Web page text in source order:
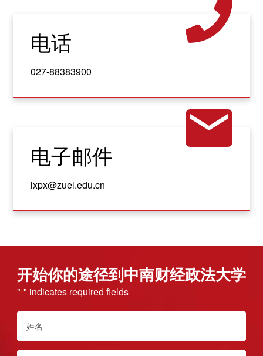
电话
027-88383900
电子邮件
lxpx@zuel.edu.cn
开始你的途径到中南财经政法大学
" " indicates required fields
*